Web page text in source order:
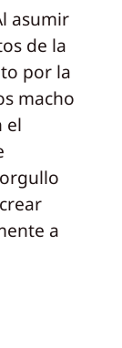
asumir
de la
por la
macho
el
a